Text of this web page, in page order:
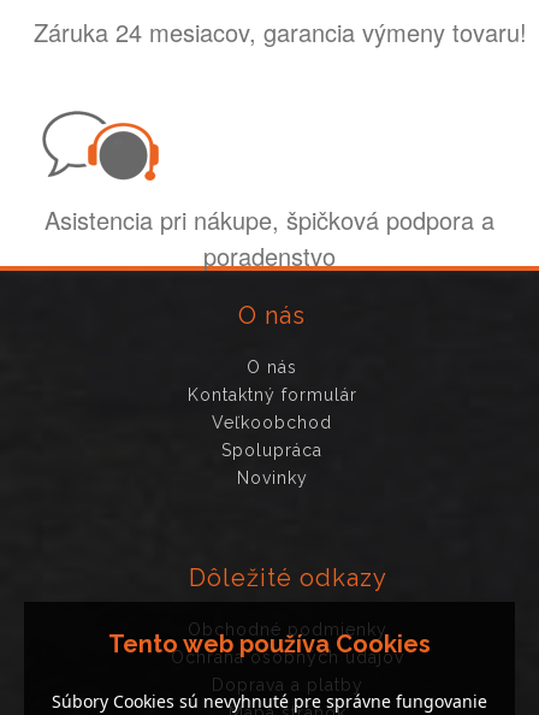
Záruka 24 mesiacov, garancia výmeny tovaru!
Asistencia pri nákupe, špičková podpora a
poradenstvo
O nás
O nás
Kontaktný formulár
Veľkoobchod
Spolupráca
Novinky
Dôležité odkazy
Obchodné podmienky
Ochrana osobných údajov
Doprava a platby
Tento web používa Cookies
Súbory Cookies sú nevyhnuté pre správne fungovanie